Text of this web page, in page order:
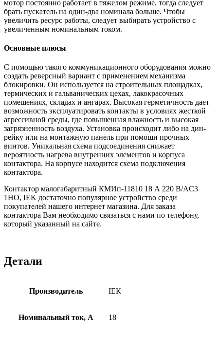
мотор постоянно работает в тяжелом режиме, тогда следует
брать пускатель на один-два номинала больше. Чтобы
увеличить ресурс работы, следует выбирать устройство с
увеличенным номинальным током.
Основные плюсы
С помощью такого коммуникационного оборудования можно
создать реверсный вариант с применением механизма
блокировки. Он используется на строительных площадках,
термических и гальванических цехах, лакокрасочных
помещениях, складах и ангарах. Высокая герметичность дает
возможность эксплуатировать контакты в условиях жесткой
агрессивной среды, где повышенная влажность и высокая
загрязненность воздуха. Установка происходит либо на дин-
рейку или на монтажную панель при помощи прочных
винтов. Уникальная схема подсоединения снижает
вероятность нагрева внутренних элементов и корпуса
контактора. На корпусе находится схема подключения
контактора.
Контактор малогабаритный КМИп-11810 18 А 220 В/AC3
1НО, IEK достаточно популярное устройство среди
покупателей нашего интернет магазина. Для заказа
контактора Вам необходимо связаться с нами по телефону,
который указанный на сайте.
Детали
Производитель ІЕК
Номинальный ток, А 18